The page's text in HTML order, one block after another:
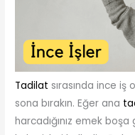
Tadilat sırasında ince iş
sona bırakın. Eğer ana
harcadığınız emek